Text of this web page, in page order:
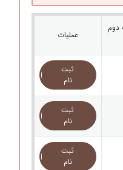
دوم
عملیات
ثبت
نام
ثبت
نام
ثبت
نام